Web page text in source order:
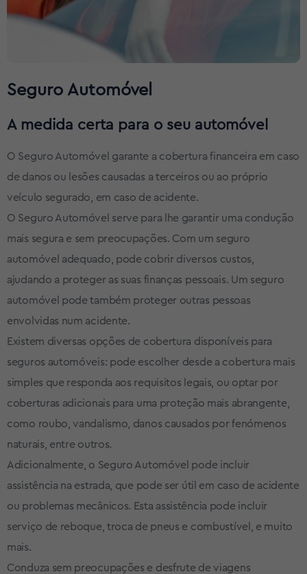
Seguro Automóvel
A medida certa para o seu automóvel
O Seguro Automóvel garante a cobertura financeira em caso
de danos ou lesões causadas a terceiros ou ao próprio
veículo segurado, em caso de acidente.
O Seguro Automóvel serve para lhe garantir uma condução
mais segura e sem preocupações. Com um seguro
automóvel adequado, pode cobrir diversos custos,
ajudando a proteger as suas finanças pessoais. Um seguro
automóvel pode também proteger outras pessoas
envolvidas num acidente.
Existem diversas opções de cobertura disponíveis para
seguros automóveis: pode escolher desde a cobertura mais
simples que responda aos requisitos legais, ou optar por
coberturas adicionais para uma proteção mais abrangente,
como roubo, vandalismo, danos causados por fenómenos
naturais, entre outros.
Adicionalmente, o Seguro Automóvel pode incluir
assistência na estrada, que pode ser útil em caso de acidente
ou problemas mecânicos. Esta assistência pode incluir
serviço de reboque, troca de pneus e combustível, e muito
mais.
Conduza sem preocupações e desfrute de viagens